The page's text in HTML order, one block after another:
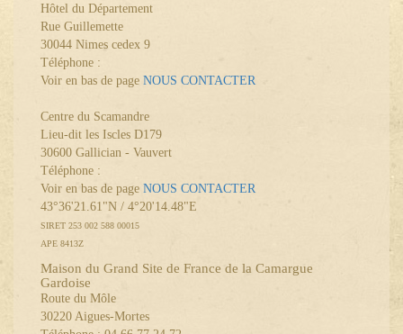
Hôtel du Département
Rue Guillemette
30044 Nimes cedex 9
Téléphone :
Voir en bas de page NOUS CONTACTER
Centre du Scamandre
Lieu-dit les Iscles D179
30600 Gallician - Vauvert
Téléphone :
Voir en bas de page NOUS CONTACTER
43°36'21.61"N / 4°20'14.48"E
SIRET 253 002 588 00015
APE 8413Z
Maison du Grand Site de France de la Camargue
Gardoise
Route du Môle
30220 Aigues-Mortes